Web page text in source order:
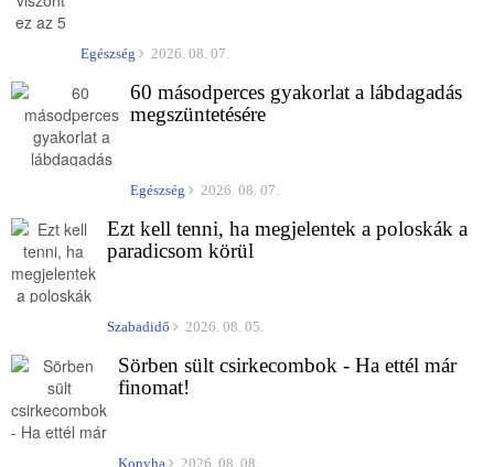
Egészség 2026. 08. 07.
60 másodperces gyakorlat a lábdagadás
megszüntetésére
Egészség 2026. 08. 07.
Ezt kell tenni, ha megjelentek a poloskák a
paradicsom körül
Szabadidő 2026. 08. 05.
Sörben sült csirkecombok - Ha ettél már
finomat!
Konyha 2026. 08. 08.